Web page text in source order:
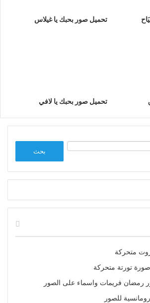
تحميل صور بحبك يا غيلاس
تحميل صور بحبك يا لافي
متحركة
تورتة متحركة
رمضان فريمات واسماء على الصور
للصور